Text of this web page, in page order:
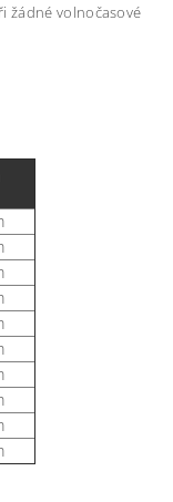
žádné volnočasové